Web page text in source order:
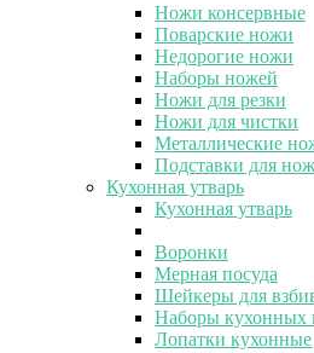
Ножи консервные
Поварские ножи
Недорогие ножи
Наборы ножей
Ножи для резки
Ножи для чистки
Металлические
Подставки для
Кухонная утварь
Кухонная утварь
Воронки
Мерная посуда
Шейкеры для
Наборы кухонных
Лопатки кухонные